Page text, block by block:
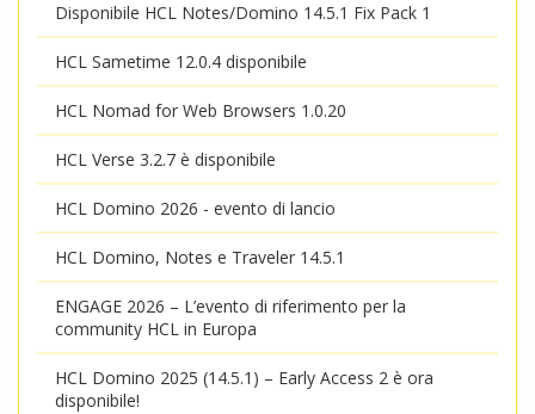
Disponibile HCL Notes/Domino 14.5.1 Fix Pack 1
HCL Sametime 12.0.4 disponibile
HCL Nomad for Web Browsers 1.0.20
HCL Verse 3.2.7 è disponibile
HCL Domino 2026 - evento di lancio
HCL Domino, Notes e Traveler 14.5.1
ENGAGE 2026 – L’evento di riferimento per la
community HCL in Europa
HCL Domino 2025 (14.5.1) – Early Access 2 è ora
disponibile!